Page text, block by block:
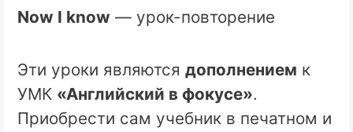
Now I know — урок-повторение
Эти уроки являютсядополнением к
УМК «Английский в фокусе».
Приобрести сам учебник в печатном и